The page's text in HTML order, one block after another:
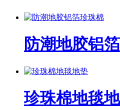
防潮地胶铝
珍珠棉地毯